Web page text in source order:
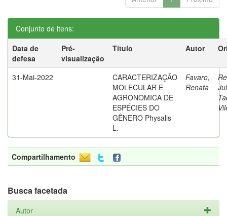
Conjunto de itens:
Data de
defesa
Pré-
visualização
Título Autor
31-Mai-2022
CARACTERIZAÇÃO
MOLECULAR E
AGRONÔMICA DE
ESPÉCIES DO
GÊNERO Physalis
L.
Favaro,
Renata
Compartilhamento
Busca facetada
Autor